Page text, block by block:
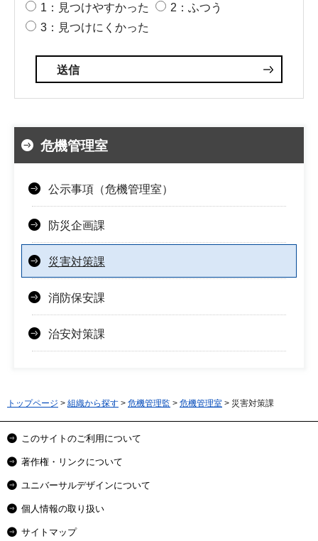
1：見つけやすかった
2：ふつう
3：見つけにくかった
危機管理室
公示事項（危機管理室）
防災企画課
災害対策課
消防保安課
治安対策課
トップページ > 組織から探す > 危機管理監 > 危機管理室 > 災害対策課
このサイトのご利用について
著作権・リンクについて
ユニバーサルデザインについて
個人情報の取り扱い
サイトマップ